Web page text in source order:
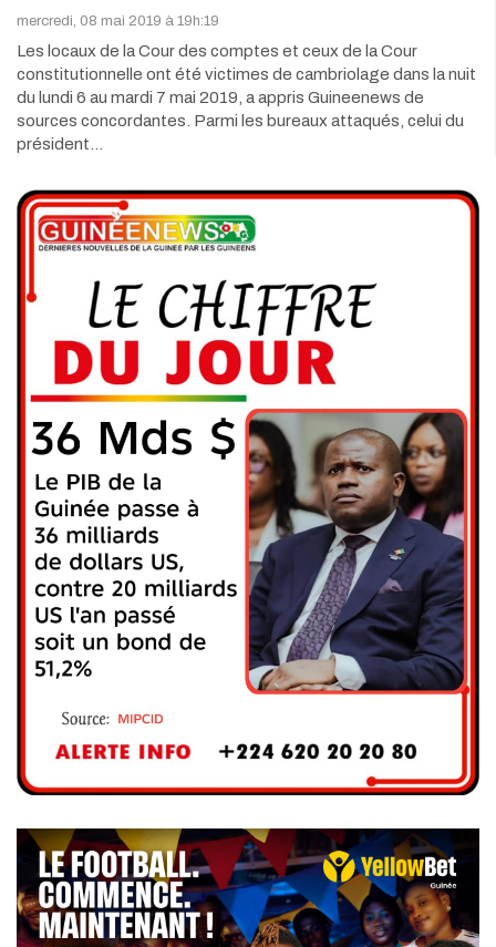
mercredi, 08 mai 2019 à 19h:19
Les locaux de la Cour des comptes et ceux de la Cour
constitutionnelle ont été victimes de cambriolage dans la nuit
du lundi 6 au mardi 7 mai 2019, a appris Guineenews de
sources concordantes. Parmi les bureaux attaqués, celui du
président…